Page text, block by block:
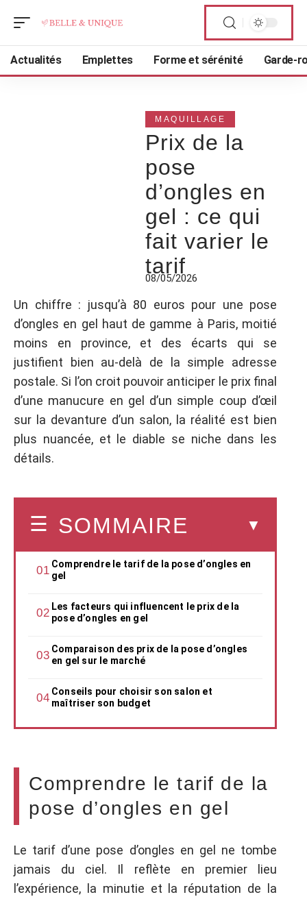
Actualités Emplettes Forme et sérénité Garde-
MAQUILLAGE
Prix de la
pose
d’ongles en
gel : ce qui
fait varier le
tarif
08/05/2026
Un chiffre : jusqu’à 80 euros pour une pose
d’ongles en gel haut de gamme à Paris, moitié
moins en province, et des écarts qui se
justifient bien au-delà de la simple adresse
postale. Si l’on croit pouvoir anticiper le prix final
d’une manucure en gel d’un simple coup d’œil
sur la devanture d’un salon, la réalité est bien
plus nuancée, et le diable se niche dans les
détails.
SOMMAIRE
Comprendre le tarif de la pose d’ongles en
gel
Les facteurs qui influencent le prix de la
pose d’ongles en gel
Comparaison des prix de la pose d’ongles
en gel sur le marché
Conseils pour choisir son salon et
maîtriser son budget
Comprendre le tarif de la
pose d’ongles en gel
Le tarif d’une pose d’ongles en gel ne tombe
jamais du ciel. Il reflète en premier lieu
l’expérience, la minutie et la réputation de la